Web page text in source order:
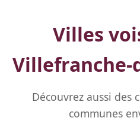
Villes
Villefranche-
Découvrez aussi des
communes